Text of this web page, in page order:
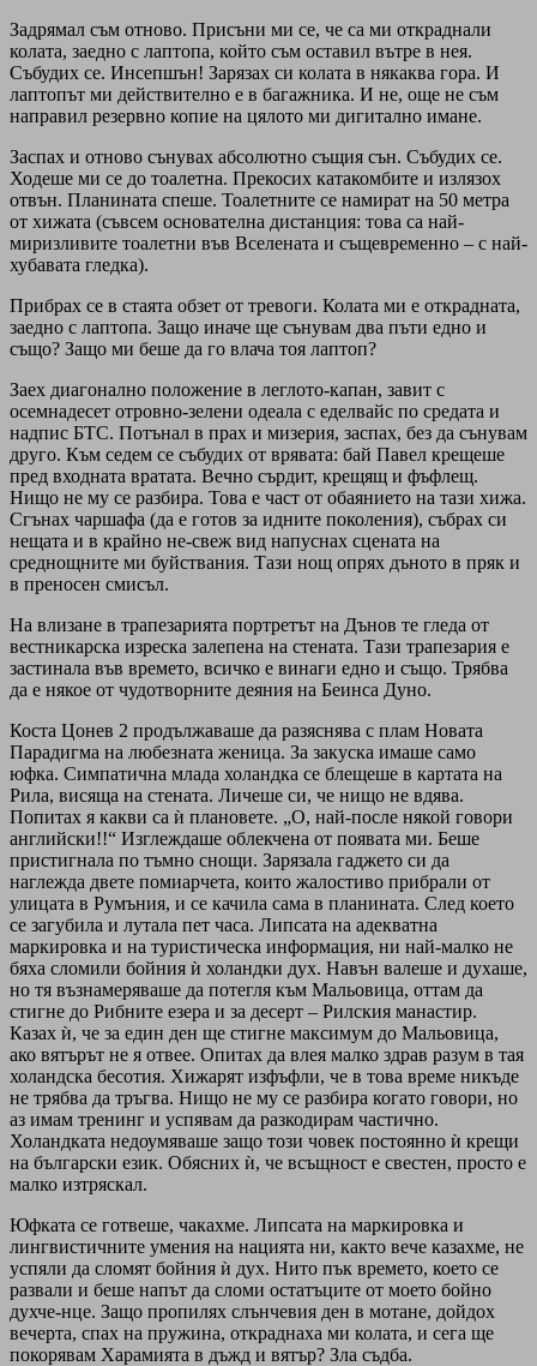
Задрямал съм отново. Присъни ми се, че са ми откраднали
колата, заедно с лаптопа, който съм оставил вътре в нея.
Събудих се. Инсепшън! Зарязах си колата в някаква гора. И
лаптопът ми действително е в багажника. И не, още не съм
направил резервно копие на цялото ми дигитално имане.
Заспах и отново сънувах абсолютно същия сън. Събудих се.
Ходеше ми се до тоалетна. Прекосих катакомбите и излязох
отвън. Планината спеше. Тоалетните се намират на 50 метра
от хижата (съвсем основателна дистанция: това са най-
миризливите тоалетни във Вселената и същевременно – с най-
хубавата гледка).
Прибрах се в стаята обзет от тревоги. Колата ми е открадната,
заедно с лаптопа. Защо иначе ще сънувам два пъти едно и
също? Защо ми беше да го влача тоя лаптоп?
Заех диагонално положение в леглото-капан, завит с
осемнадесет отровно-зелени одеала с еделвайс по средата и
надпис БТС. Потънал в прах и мизерия, заспах, без да сънувам
друго. Към седем се събудих от врявата: бай Павел крещеше
пред входната вратата. Вечно сърдит, крещящ и фъфлещ.
Нищо не му се разбира. Това е част от обаянието на тази хижа.
Сгънах чаршафа (да е готов за идните поколения), събрах си
нещата и в крайно не-свеж вид напуснах сцената на
среднощните ми буйствания. Тази нощ опрях дъното в пряк и
в преносен смисъл.
На влизане в трапезарията портретът на Дънов те гледа от
вестникарска изреска залепена на стената. Тази трапезария е
застинала във времето, всичко е винаги едно и също. Трябва
да е някое от чудотворните деяния на Беинса Дуно.
Коста Цонев 2 продължаваше да разяснява с плам Новата
Парадигма на любезната женица. За закуска имаше само
юфка. Симпатична млада холандка се блещеше в картата на
Рила, висяща на стената. Личеше си, че нищо не вдява.
Попитах я какви са ѝ плановете. „О, най-после някой говори
английски!!“ Изглеждаше облекчена от появата ми. Беше
пристигнала по тъмно снощи. Зарязала гаджето си да
наглежда двете помиарчета, които жалостиво прибрали от
улицата в Румъния, и се качила сама в планината. След което
се загубила и лутала пет часа. Липсата на адекватна
маркировка и на туристическа информация, ни най-малко не
бяха сломили бойния ѝ холандки дух. Навън валеше и духаше,
но тя възнамеряваше да потегля към Мальовица, оттам да
стигне до Рибните езера и за десерт – Рилския манастир.
Казах ѝ, че за един ден ще стигне максимум до Мальовица,
ако вятърът не я отвее. Опитах да влея малко здрав разум в тая
холандска бесотия. Хижарят изфъфли, че в това време никъде
не трябва да тръгва. Нищо не му се разбира когато говори, но
аз имам тренинг и успявам да разкодирам частично.
Холандката недоумяваше защо този човек постоянно ѝ крещи
на български език. Обясних ѝ, че всъщност е свестен, просто е
малко изтряскал.
Юфката се готвеше, чакахме. Липсата на маркировка и
лингвистичните умения на нацията ни, както вече казахме, не
успяли да сломят бойния ѝ дух. Нито пък времето, което се
развали и беше напът да сломи остатъците от моето бойно
духче-нце. Защо пропилях слънчевия ден в мотане, дойдох
вечерта, спах на пружина, откраднаха ми колата, и сега ще
покорявам Харамията в дъжд и вятър? Зла съдба.